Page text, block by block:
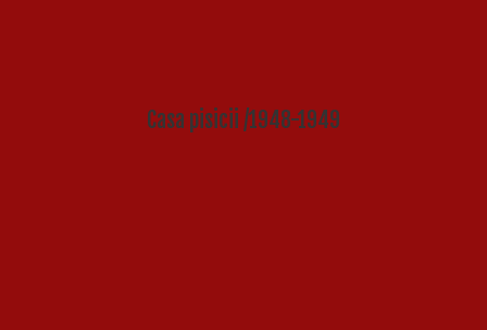
Casa pisicii /1948-1949